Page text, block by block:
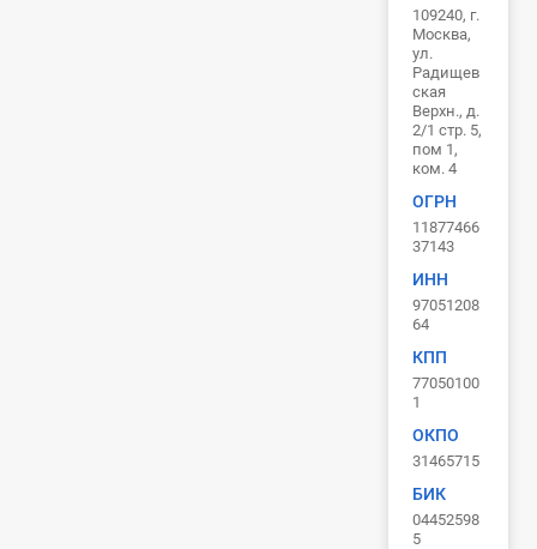
109240, г.
Москва,
ул.
Радищев
ская
Верхн., д.
2/1 стр. 5,
пом 1,
ком. 4
ОГРН
11877466
37143
ИНН
97051208
64
КПП
77050100
1
ОКПО
31465715
БИК
04452598
5